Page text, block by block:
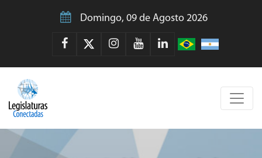
Domingo, 09 de Agosto 2026